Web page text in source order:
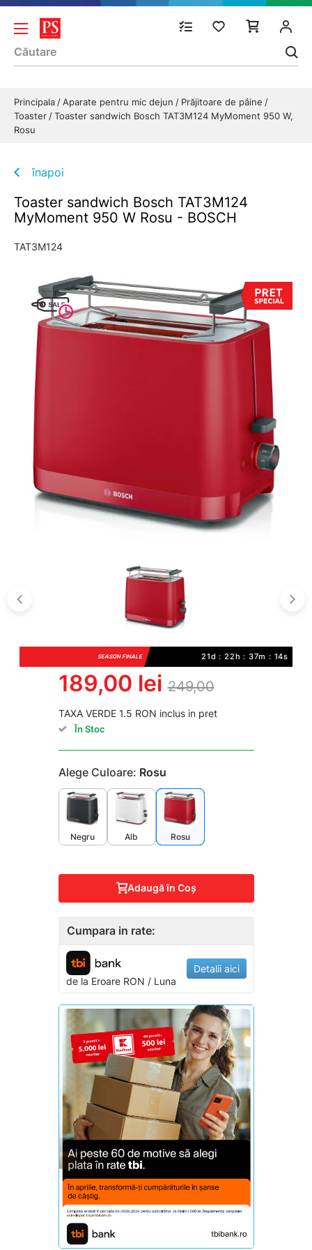
Principala Aparate pentru mic dejun
Prăjitoare de pâine
Toaster
Toaster sandwich Bosch TAT3M124 MyMoment 950 W,
Rosu
înapoi
Toaster sandwich Bosch TAT3M124
MyMoment 950 W Rosu - BOSCH
TAT3M124
SEASON FINALE 21d : 22h : 37m : 14s
189,00 lei 249,00
TAXA VERDE 1.5 RON inclus in pret
În Stoc
Alege Culoare: Rosu
Negru Alb Rosu
Adaugă în Coş
Cumpara in rate:
de la EroareRON / Luna
Detalii aici